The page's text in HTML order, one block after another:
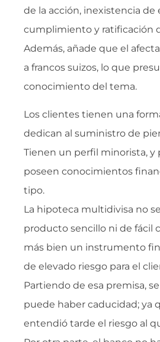
de la acción, inexistencia de
cumplimiento y ratificación
Además, añade que el
a francos suizos, lo que
conocimiento del tema.
Los clientes tienen una
dedican al suministro de
Tienen un perfil minorista, y
poseen conocimientos
tipo.
La hipoteca multidivisa no
producto sencillo ni de fácil
más bien un instrumento
de elevado riesgo para el
Partiendo de esa premisa,
puede haber caducidad; ya
entendió tarde el riesgo al